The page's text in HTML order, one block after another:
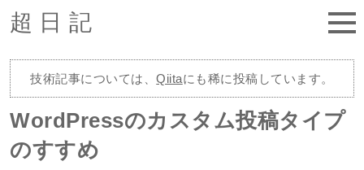
超日記
技術記事については、Qiitaにも稀に投稿しています。
WordPressのカスタム投稿タイプ
のすすめ